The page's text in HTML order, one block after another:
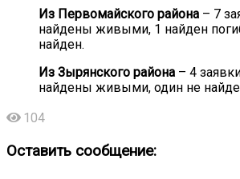
Из Первомайского района – 7
найдены живыми, 1 найден
найден.
Из Зырянского района – 4
найдены живыми, один не
104
Оставить сообщение: